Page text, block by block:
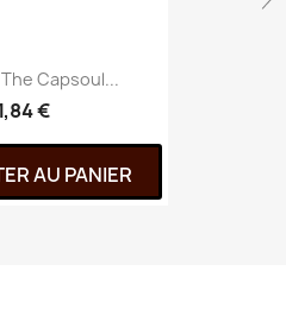
Capsoul...
€
AU PANIER